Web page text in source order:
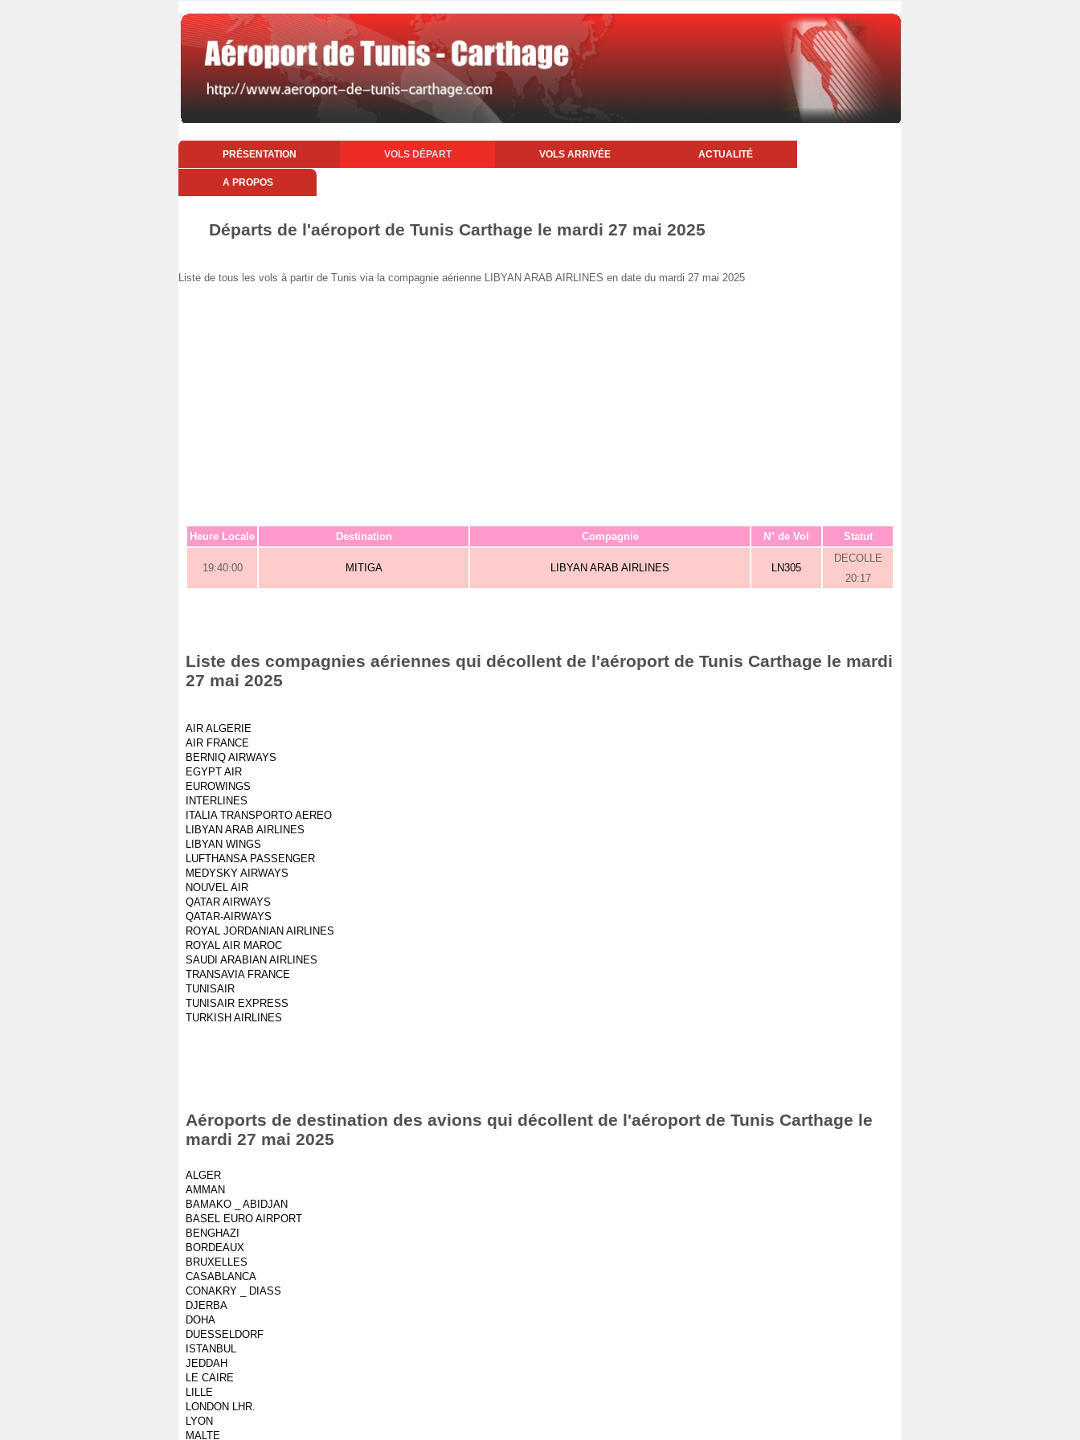
PRÉSENTATION VOLS DÉPART VOLS ARRIVÉE ACTUALITÉ
A PROPOS
Départs de l'aéroport de Tunis Carthage le mardi 27 mai 2025
Liste de tous les vols à partir de Tunis via la compagnie aérienne LIBYAN ARAB AIRLINES en date du mardi 27 mai 2025
Heure Locale Destination Compagnie N° de Vol Statut
19:40:00 MITIGA LIBYAN ARAB AIRLINES LN305
DECOLLE
20:17
Liste des compagnies aériennes qui décollent de l'aéroport de Tunis Carthage le mardi
27 mai 2025
AIR ALGERIE
AIR FRANCE
BERNIQ AIRWAYS
EGYPT AIR
EUROWINGS
INTERLINES
ITALIA TRANSPORTO AEREO
LIBYAN ARAB AIRLINES
LIBYAN WINGS
LUFTHANSA PASSENGER
MEDYSKY AIRWAYS
NOUVEL AIR
QATAR AIRWAYS
QATAR-AIRWAYS
ROYAL JORDANIAN AIRLINES
ROYAL AIR MAROC
SAUDI ARABIAN AIRLINES
TRANSAVIA FRANCE
TUNISAIR
TUNISAIR EXPRESS
TURKISH AIRLINES
Aéroports de destination des avions qui décollent de l'aéroport de Tunis Carthage le
mardi 27 mai 2025
ALGER
AMMAN
BAMAKO _ ABIDJAN
BASEL EURO AIRPORT
BENGHAZI
BORDEAUX
BRUXELLES
CASABLANCA
CONAKRY _ DIASS
DJERBA
DOHA
DUESSELDORF
ISTANBUL
JEDDAH
LE CAIRE
LILLE
LONDON LHR.
LYON
MALTE